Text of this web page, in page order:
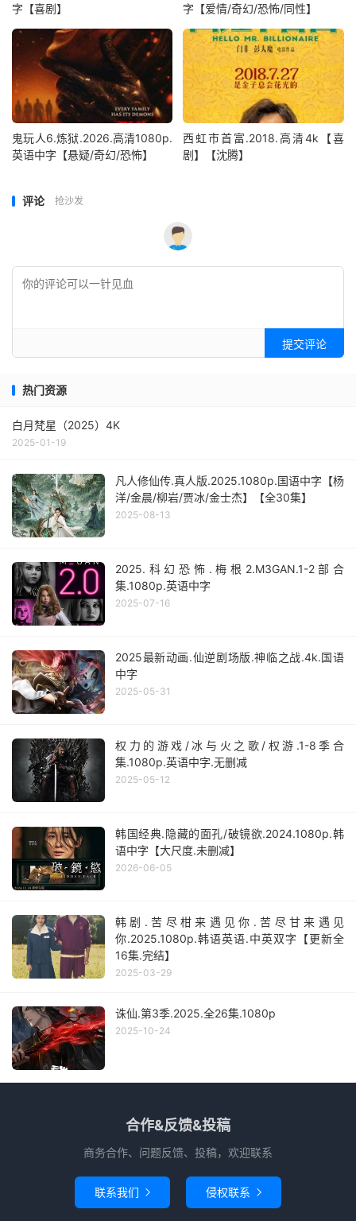
字【喜剧】
字【爱情/奇幻/恐怖/同性】
鬼玩人6.炼狱.2026.高清1080p.
英语中字【悬疑/奇幻/恐怖】
西虹市首富.2018.高清4k【喜
剧】【沈腾】
评论 抢沙发
提交评论
热门资源
白月梵星（2025）4K
2025-01-19
凡人修仙传.真人版.2025.1080p.国语中字【杨
洋/金晨/柳岩/贾冰/金士杰】【全30集】
2025-08-13
2025.科幻恐怖.梅根2.M3GAN.1-2部合
集.1080p.英语中字
2025-07-16
2025最新动画.仙逆剧场版.神临之战.4k.国语
中字
2025-05-31
权力的游戏/冰与火之歌/权游.1-8季合
集.1080p.英语中字.无删减
2025-05-12
韩国经典.隐藏的面孔/破镜欲.2024.1080p.韩
语中字【大尺度.未删减】
2026-06-05
韩剧.苦尽柑来遇见你.苦尽甘来遇见
你.2025.1080p.韩语英语.中英双字【更新全
16集.完结】
2025-03-29
诛仙.第3季.2025.全26集.1080p
2025-10-24
合作&反馈&投稿
商务合作、问题反馈、投稿，欢迎联系
联系我们  侵权联系 